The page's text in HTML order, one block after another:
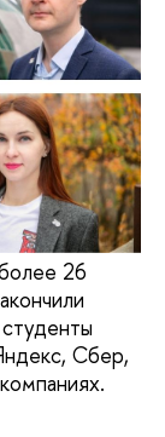
26
Сбер,